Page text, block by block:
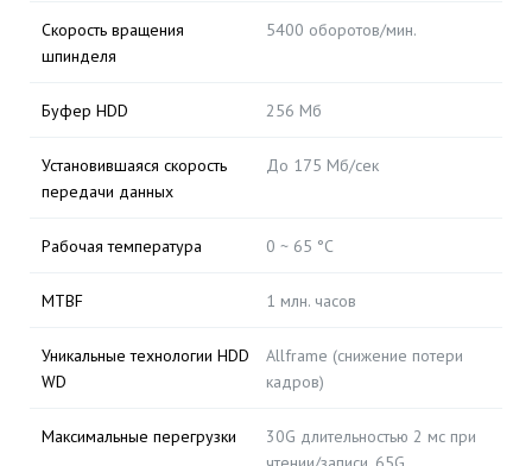
Скорость вращения
шпинделя
5400 оборотов/мин.
Буфер HDD 256 Мб
Установившаяся скорость
передачи данных
До 175 Мб/сек
Рабочая температура 0 ~ 65 °C
MTBF 1 млн. часов
Уникальные технологии HDD
WD
Allframe (снижение потери
кадров)
Максимальные перегрузки
30G длительностью 2 мс при